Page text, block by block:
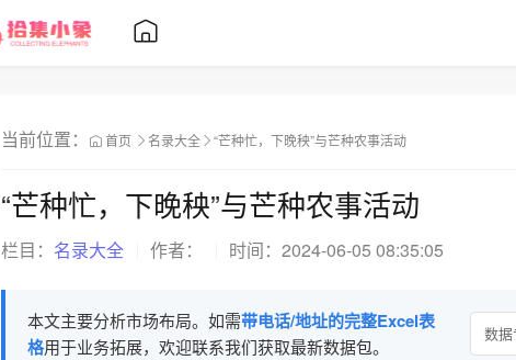
当前位置： 首页 名录大全 “芒种忙，下晚秧”与芒种农事活动
“芒种忙，下晚秧”与芒种农事活动
栏目： 名录大全 作者： 时间： 2024-06-05 08:35:05
本文主要分析市场布局。如需带电话/地址的完整Excel表
格用于业务拓展，欢迎联系我们获取最新数据包。
数据